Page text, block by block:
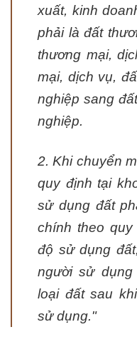
xuất, kinh
phải là đất
thương mại,
mại, dịch vụ,
nghiệp sang
nghiệp.
2. Khi chuyển
quy định tại
sử dụng đất
chính theo
độ sử dụng
người sử
loại đất sau
sử dụng."